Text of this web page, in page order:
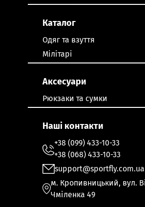
Каталог
Одяг та взуття
Мілітарі
Аксесуари
Рюкзаки та сумки
Наші контакти
+38 (099) 433-10-33
+38 (068) 433-10-33
support@sportfly.com.ua
м. Кропивницький, вул.
Чміленка 49